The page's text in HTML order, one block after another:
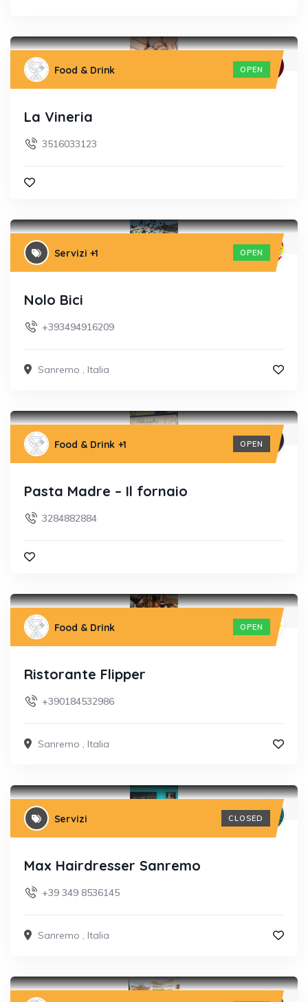
Food & Drink OPEN
La Vineria
3516033123
Servizi +1 OPEN
Nolo Bici
+393494916209
Sanremo , Italia
Food & Drink +1 OPEN
Pasta Madre – Il fornaio
3284882884
Food & Drink OPEN
Ristorante Flipper
+390184532986
Sanremo , Italia
Servizi CLOSED
Max Hairdresser Sanremo
+39 349 8536145
Sanremo , Italia